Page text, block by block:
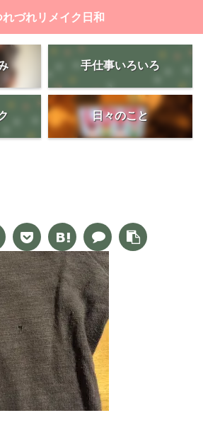
れづれリメイク日和
手仕事いろいろ
日々のこと